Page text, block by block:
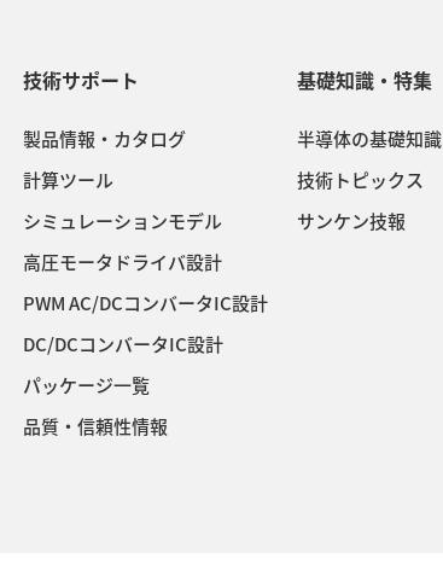
技術サポート
製品情報・カタログ
計算ツール
シミュレーションモデル
高圧モータドライバ設計
PWM AC/DCコンバータIC設計
DC/DCコンバータIC設計
パッケージ一覧
品質・信頼性情報
基礎知識・特集
半導体の基礎知識
技術トピックス
サンケン技報